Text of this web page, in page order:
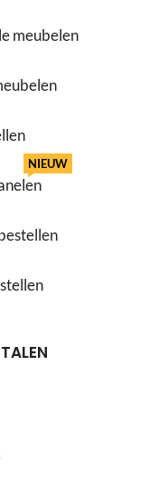
meubelen
NIEUW